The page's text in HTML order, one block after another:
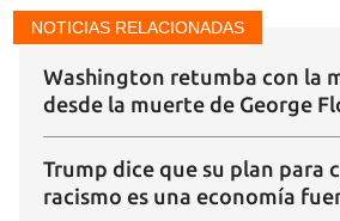
NOTICIAS RELACIONADAS
Washington retumba con la
desde la muerte de George
Trump dice que su plan para
racismo es una economía